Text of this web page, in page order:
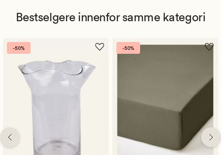
Bestselgere innenfor samme kategori
-50% -50%